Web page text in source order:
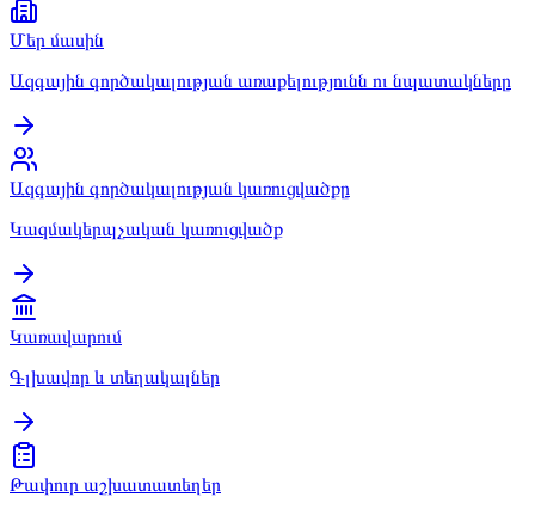
Մեր մասին
Ազգային գործակալության առաքելությունն ու նպատակները
Ազգային գործակալության կառուցվածքը
Կազմակերպչական կառուցվածք
Կառավարում
Գլխավոր և տեղակալներ
Թափուր աշխատատեղեր